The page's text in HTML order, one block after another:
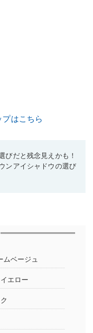
プはこちら
びだと残念見えかも！
ンアイシャドウの選び
ベージュ
エロー